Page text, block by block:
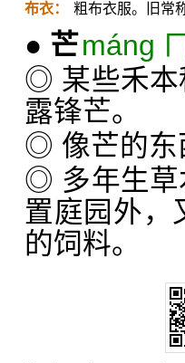
布衣： 粗布衣服。旧常
● 芒máng
◎ 某些禾本
露锋芒。
◎ 像芒的东
◎ 多年生草
置庭园外，
的饲料。